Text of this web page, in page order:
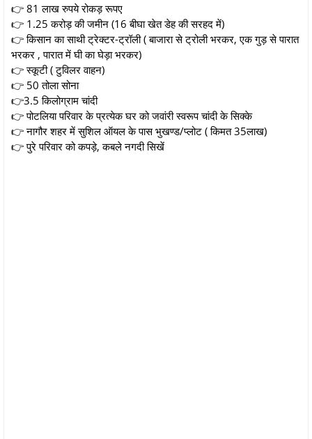
👉 81 लाख रुपये रोकड़ रूपए
👉 1.25 करोड़ की जमीन (16 बीघा खेत डेह की सरहद में)
👉 किसान का साथी ट्रेक्टर-ट्रॉली ( बाजारा से ट्रोली भरकर, एक गुड़ से पारात
भरकर , पारात में घी का घेड़ा भरकर)
👉 स्कूटी ( टुविलर वाहन)
👉 50 तोला सोना
👉3.5 किलोग्राम चांदी
👉 पोटलिया परिवार के प्रत्येक घर को जवांरी स्वरूप चांदी के सिक्के
👉 नागौर शहर में सुशिल ऑयल के पास भुखण्ड/प्लोट ( किमत 35लाख)
👉 पुरे परिवार को कपड़े, कबले नगदी सिखें